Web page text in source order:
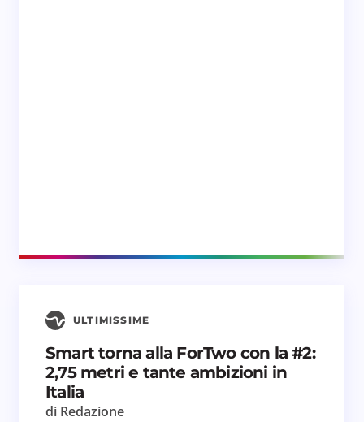
ULTIMISSIME
Smart torna alla ForTwo con la #2:
2,75 metri e tante ambizioni in
Italia
di Redazione